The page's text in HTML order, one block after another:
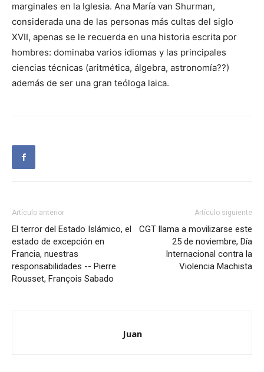
marginales en la Iglesia. Ana María van Shurman,
considerada una de las personas más cultas del siglo
XVII, apenas se le recuerda en una historia escrita por
hombres: dominaba varios idiomas y las principales
ciencias técnicas (aritmética, álgebra, astronomía??)
además de ser una gran teóloga laica.
Artículo anterior
El terror del Estado Islámico, el
estado de excepción en
Francia, nuestras
responsabilidades -- Pierre
Rousset, François Sabado
Artículo siguiente
CGT llama a movilizarse este
25 de noviembre, Día
Internacional contra la
Violencia Machista
Juan